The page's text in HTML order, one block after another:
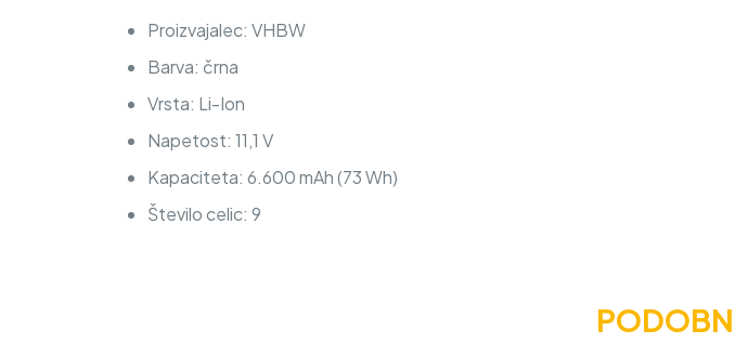
Proizvajalec: VHBW
Barva: črna
Vrsta: Li-Ion
Napetost: 11,1 V
Kapaciteta: 6.600 mAh (73 Wh)
Število celic: 9